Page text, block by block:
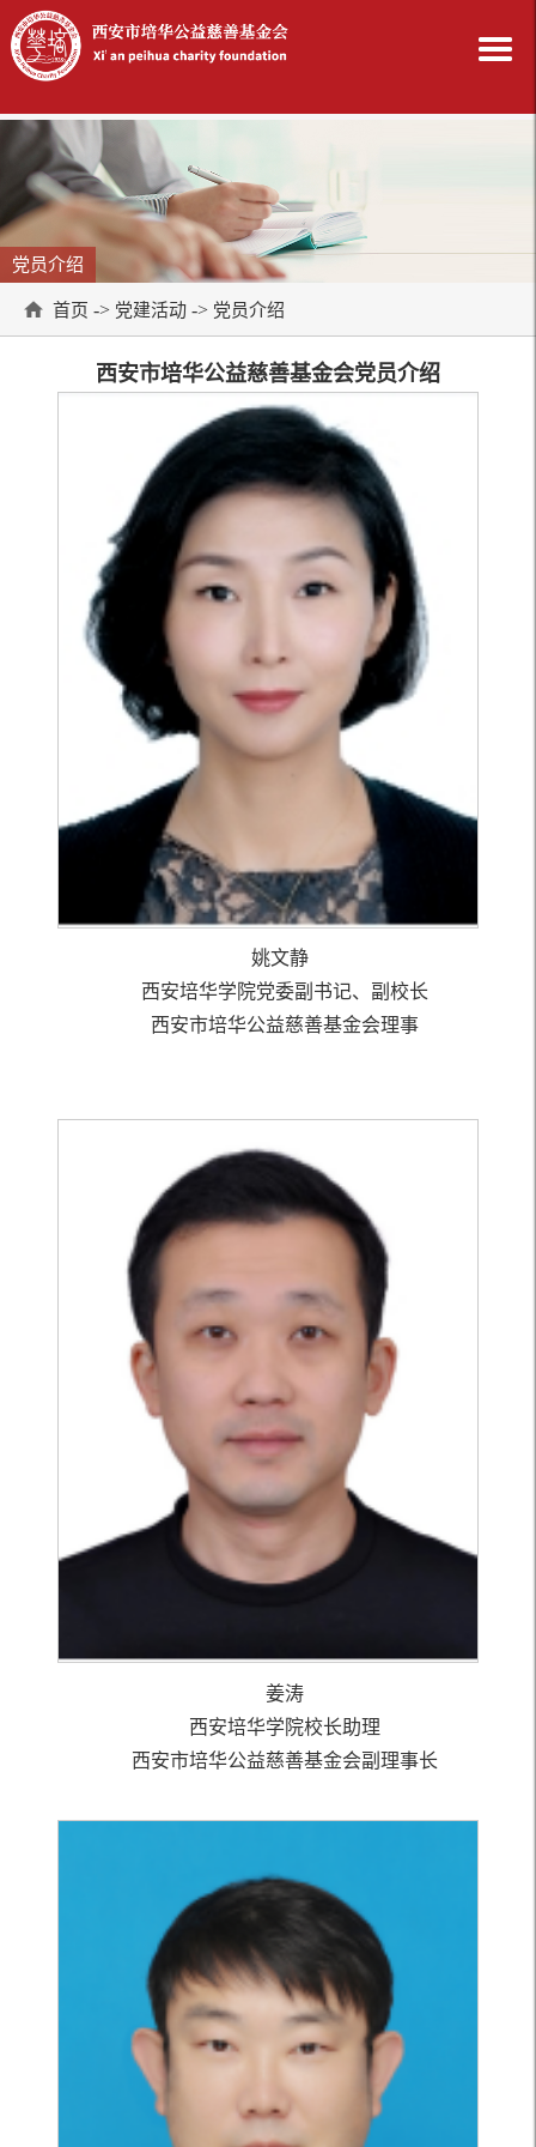
党员介绍
首页 -> 党建活动 -> 党员介绍
西安市培华公益慈善基金会党员介绍
姚文静
西安培华学院党委副书记、副校长
西安市培华公益慈善基金会理事
姜涛
西安培华学院校长助理
西安市培华公益慈善基金会副理事长